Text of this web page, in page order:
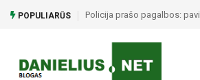
POPULIARŪS Policija prašo pagalbos: